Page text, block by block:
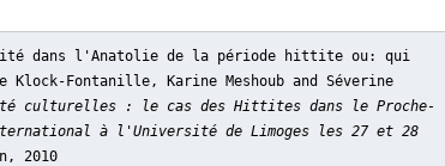
dans l'Anatolie de la période hittite ou: qui
Fontanille, Karine Meshoub and Séverine
culturelles : le cas des Hittites dans le Proche-
à l'Université de Limoges les 27 et 28
2010